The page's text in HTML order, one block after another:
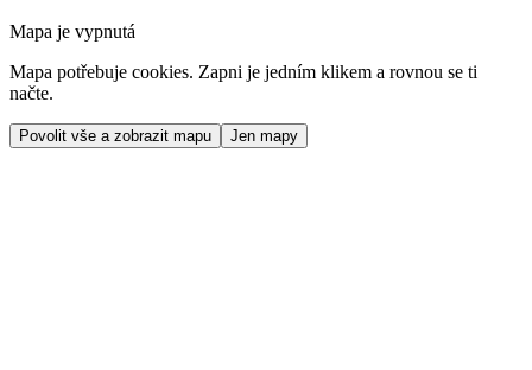
Mapa je vypnutá
Mapa potřebuje cookies. Zapni je jedním klikem a rovnou se ti
načte.
Povolit vše a zobrazit mapu Jen mapy